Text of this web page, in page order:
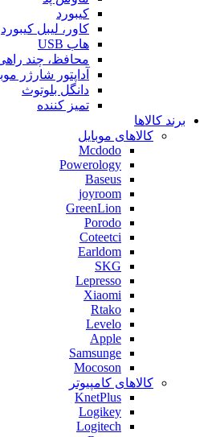
کیبورد
کاور، لیبل کیبورد
هاب USB
محافظ، چند
آداپتور شارژر
دانگل بلوتوث
تمیز کننده
برند کالاها
کالاهای موبایل
Mcdodo
Powerology
Baseus
joyroom
GreenLion
Porodo
Coteetci
Earldom
SKG
Lepresso
Xiaomi
Rtako
Levelo
Apple
Samsunge
Mocoson
کالاهای کامپیوتر
KnetPlus
Logikey
Logitech